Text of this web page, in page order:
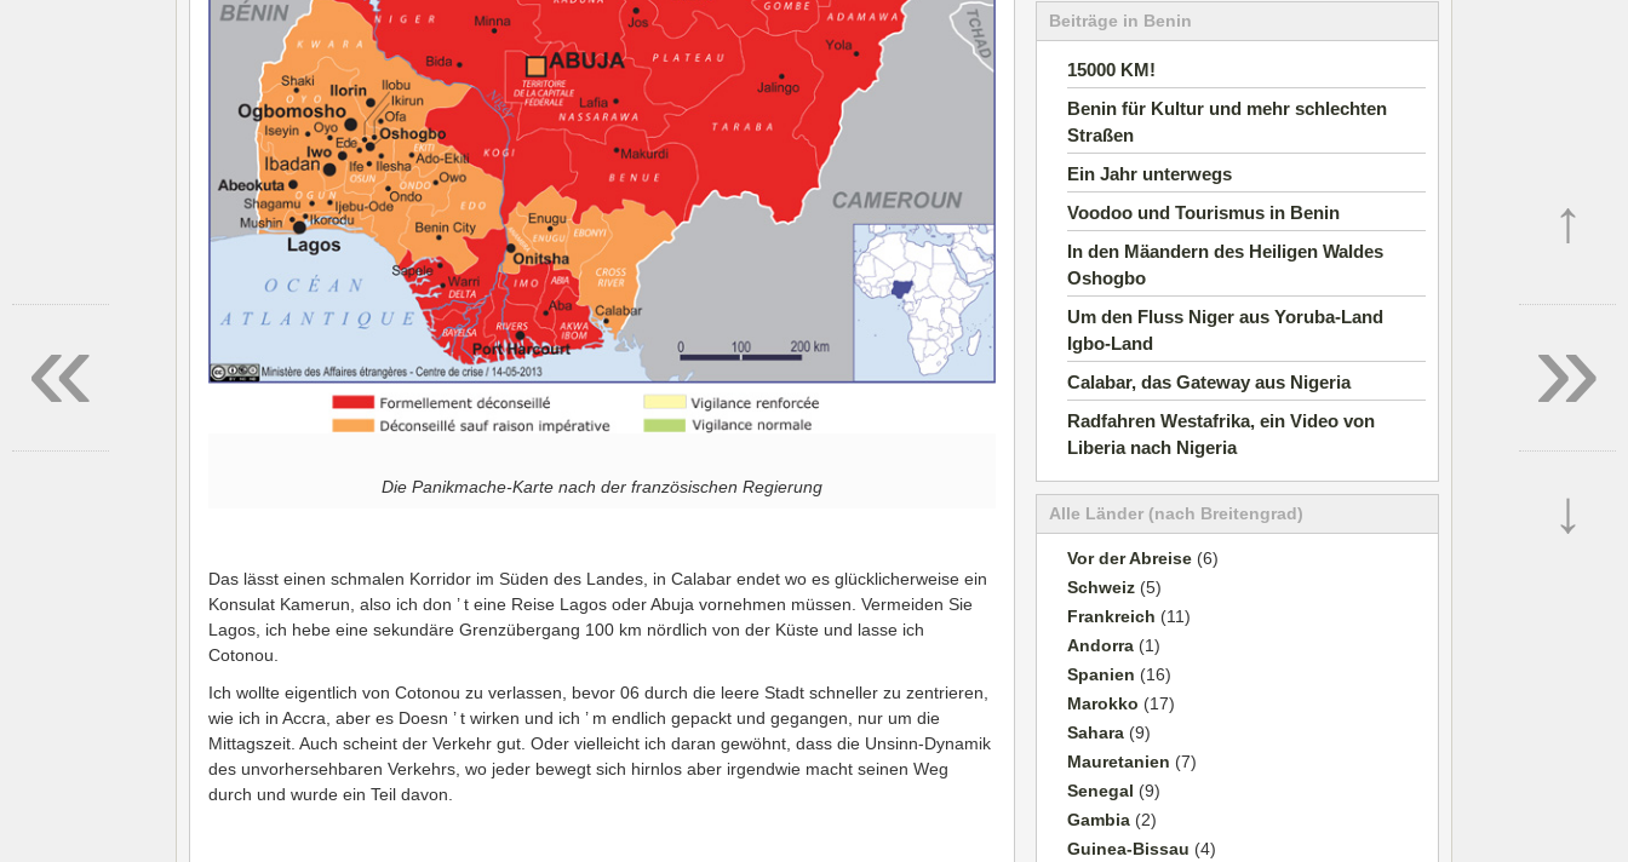
Die Panikmache-Karte nach der französischen Regierung
Das lässt einen schmalen Korridor im Süden des Landes, in Calabar endet wo es glücklicherweise ein
Konsulat Kamerun, also ich don ’ t eine Reise Lagos oder Abuja vornehmen müssen. Vermeiden Sie
Lagos, ich hebe eine sekundäre Grenzübergang 100 km nördlich von der Küste und lasse ich
Cotonou.
Ich wollte eigentlich von Cotonou zu verlassen, bevor 06 durch die leere Stadt schneller zu zentrieren,
wie ich in Accra, aber es Doesn ’ t wirken und ich ’ m endlich gepackt und gegangen, nur um die
Mittagszeit. Auch scheint der Verkehr gut. Oder vielleicht ich daran gewöhnt, dass die Unsinn-Dynamik
des unvorhersehbaren Verkehrs, wo jeder bewegt sich hirnlos aber irgendwie macht seinen Weg
durch und wurde ein Teil davon.
Beiträge in Benin
15000 KM!
Benin für Kultur und mehr schlechten
Straßen
Ein Jahr unterwegs
Voodoo und Tourismus in Benin
In den Mäandern des Heiligen Waldes
Oshogbo
Um den Fluss Niger aus Yoruba-Land
Igbo-Land
Calabar, das Gateway aus Nigeria
Radfahren Westafrika, ein Video von
Liberia nach Nigeria
Alle Länder (nach Breitengrad)
Vor der Abreise(6)
Schweiz(5)
Frankreich (11)
Andorra(1)
Spanien (16)
Marokko (17)
Sahara(9)
Mauretanien (7)
Senegal (9)
Gambia(2)
Guinea-Bissau (4)
↑
»
↓
«